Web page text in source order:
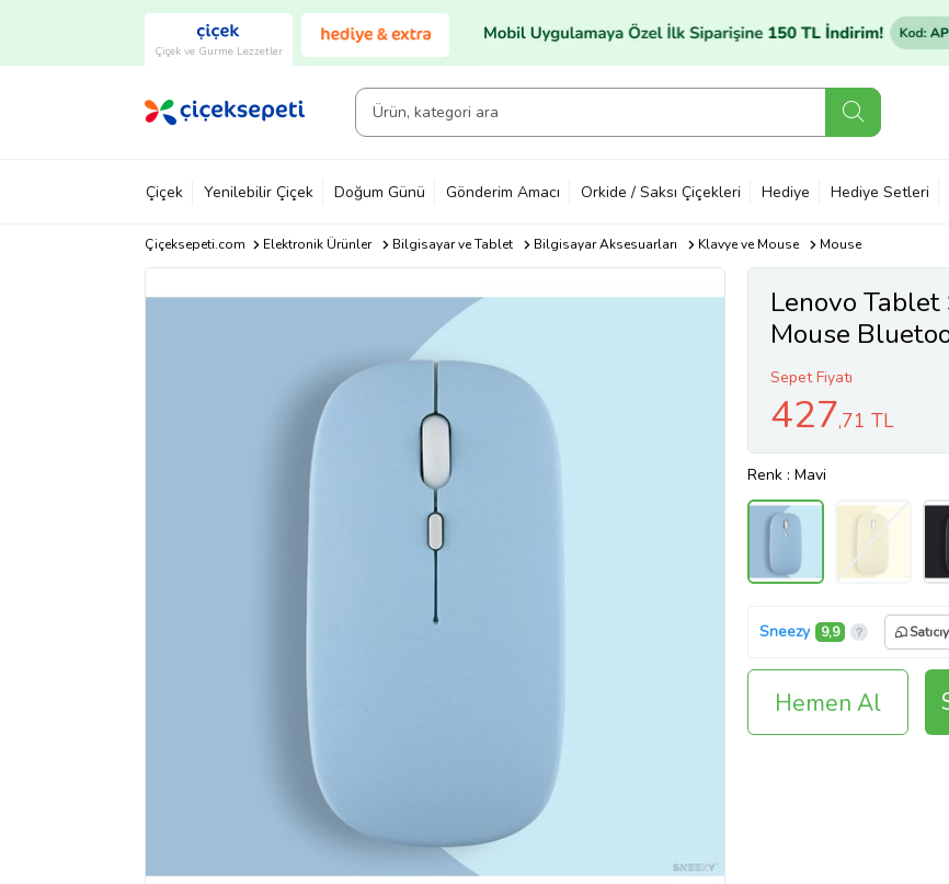
Çiçek ve Gurme Lezzetler
Çiçek Yenilebilir Çiçek Doğum Günü Gönderim Amacı Orkide / Saksı Çiçekleri Hediye Hediye Setleri
Çiçeksepeti.com Elektronik Ürünler Bilgisayar ve Tablet Bilgisayar Aksesuarları Klavye ve Mouse Mouse
Lenovo
Mouse
Kablosuz
Sepet Fiyatı
427,71 TL
Renk : Mavi
Sneezy 9,9
Hemen Al